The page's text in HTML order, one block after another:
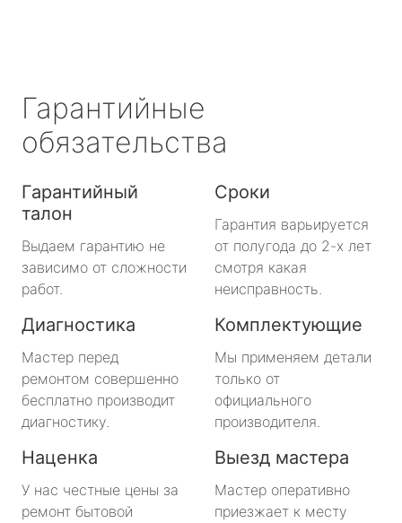
Гарантийные
обязательства
Гарантийный
талон
Выдаем гарантию не
зависимо от сложности
работ.
Сроки
Гарантия варьируется
от полугода до 2-х лет
смотря какая
неисправность.
Диагностика
Мастер перед
ремонтом совершенно
бесплатно производит
диагностику.
Комплектующие
Мы применяем детали
только от
официального
производителя.
Наценка
У нас честные цены за
ремонт бытовой
Выезд мастера
Мастер оперативно
приезжает к месту